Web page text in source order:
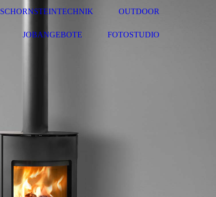
SCHORNSTEINTECHNIK OUTDOOR
JOBANGEBOTE FOTOSTUDIO